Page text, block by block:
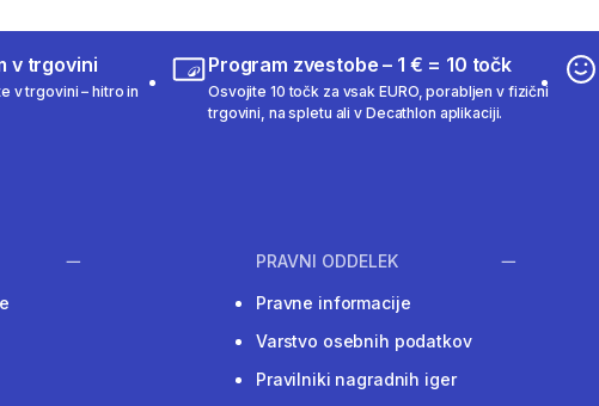
v trgovini
v trgovini – hitro in
Program zvestobe – 1 € = 10 točk
Osvojite 10 točk za vsak EURO, porabljen v fizični
trgovini, na spletu ali v Decathlon aplikaciji.
PRAVNI ODDELEK
Pravne informacije
Varstvo osebnih podatkov
Pravilniki nagradnih iger